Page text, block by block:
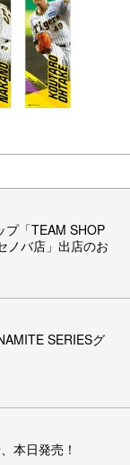
プ「TEAM SHOP
ノバ店」出店のお
SERIESグ
本日発売！